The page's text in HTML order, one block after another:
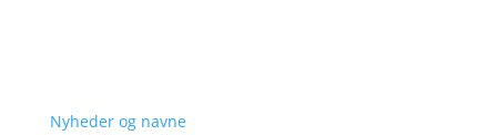
Nyheder og navne